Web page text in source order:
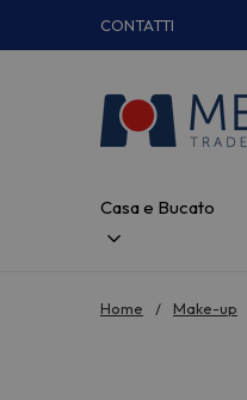
CONTATTI
Casa e Bucato
Home Make-up